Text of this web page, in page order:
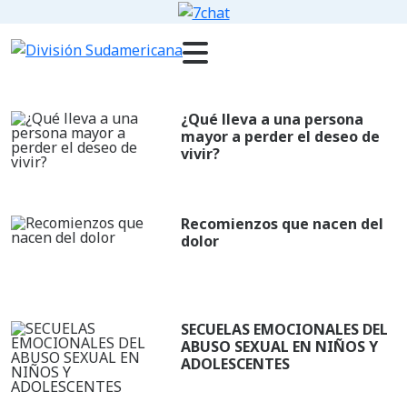
¿Qué lleva a una persona
mayor a perder el deseo de
vivir?
Recomienzos que nacen del
dolor
SECUELAS EMOCIONALES DEL
ABUSO SEXUAL EN NIÑOS Y
ADOLESCENTES